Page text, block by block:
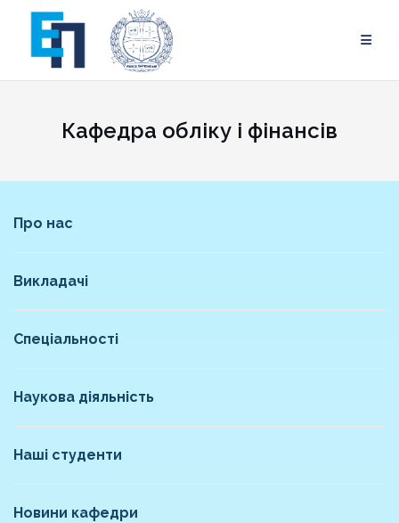
content
Кафедра обліку і фінансів
Про нас
Викладачі
Спеціальності
Наукова діяльність
Наші студенти
Новини кафедри